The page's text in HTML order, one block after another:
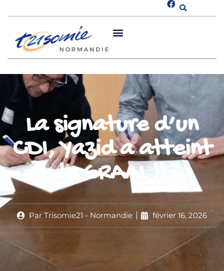
La signature d’un
CDI, Yazid a atteint
le GRAAL !!
Par Trisomie21 - Normandie février 16, 2026